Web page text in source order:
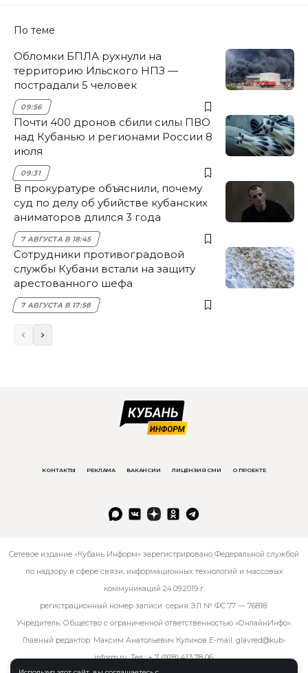
По теме
Обломки БПЛА рухнули на
территорию Ильского НПЗ —
пострадали 5 человек
09:56
Почти 400 дронов сбили силы ПВО
над Кубанью и регионами России 8
июля
09:31
В прокуратуре объяснили, почему
суд по делу об убийстве кубанских
аниматоров длился 3 года
7 АВГУСТА В 18:45
Сотрудники противоградовой
службы Кубани встали на защиту
арестованного шефа
7 АВГУСТА В 17:58
КОНТАКТЫ РЕКЛАМА ВАКАНСИИ ЛИЦЕНЗИЯ СМИ О ПРОЕКТЕ
Сетевое издание «Кубань Информ» зарегистрировано Федеральной службой
по надзору в сфере связи, информационных технологий и массовых
коммуникаций 24.09.2019 г.
регистрационный номер записи: серия ЭЛ № ФС 77 — 76818.
Учредитель: Общество с ограниченной ответственностью «ОнлайнИнфо».
Главный редактор: Максим Анатольевич Куликов E-mail: glavred@kub-
inform.ru. Тел.:+ 7 (928) 413 78 06.